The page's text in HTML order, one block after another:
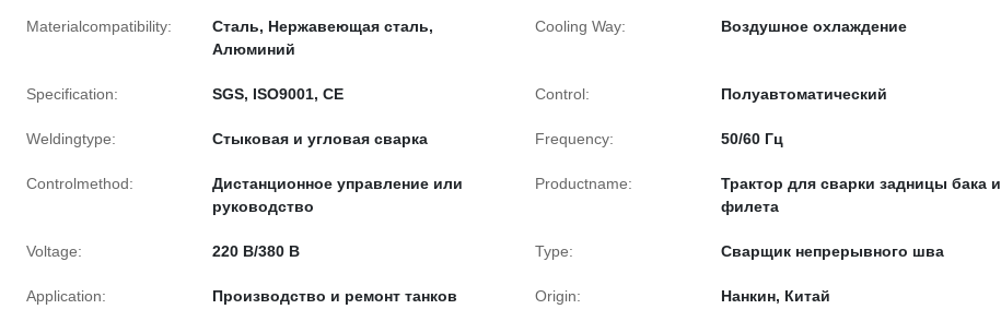
Materialcompatibility:
Сталь, Нержавеющая сталь,
Алюминий
Cooling Way: Воздушное охлаждение
Specification: SGS, ISO9001, CE Control: Полуавтоматический
Weldingtype: Стыковая и угловая сварка Frequency: 50/60 Гц
Controlmethod:
Дистанционное управление или
руководство
Productname:
Трактор для сварки задницы бака и
филета
Voltage: 220 В/380 В Type: Сварщик непрерывного шва
Application: Производство и ремонт танков Origin: Нанкин, Китай